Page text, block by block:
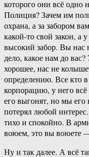
которого они всё одно
Полиция? Зачем им
охрана, а за забором
какой-то свой закон, а
высокий забор. Вы нас
дело, какое нам до
хорошее, нас не
определению. Все кто
корпорацию, у него
его выгонят, но мы его
потерял любой
тихо и спокойно. В
воюем, это вы воюете
Ну и так далее. А всё